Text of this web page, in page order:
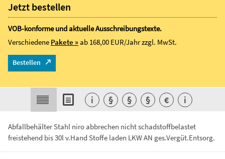
Abfallbehälter Stahl niro abbrechen nicht schadstoffbelastet
freistehend bis 30l v.Hand Stoffe laden LKW AN ges.Vergüt.Entsorg.
Jetzt bestellen
VOB-konforme und aktuelle Ausschreibungstexte.
Verschiedene Pakete »ab 168,00 EUR/Jahrzzgl. MwSt.
Bestellen
i § § § € i